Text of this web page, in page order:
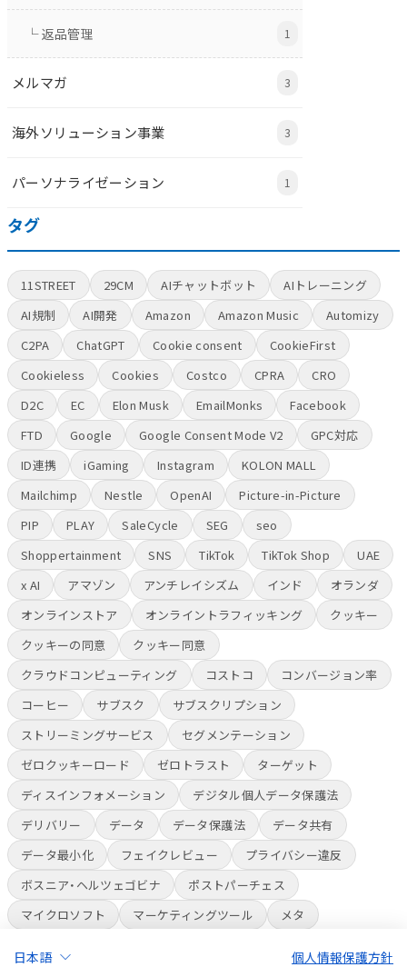
└ 返品管理 1
メルマガ 3
海外ソリューション事業 3
パーソナライゼーション 1
タグ
11STREET 29CM AIチャットボット
AIトレーニング
AI規制
AI開発 Amazon Amazon Music
Automizy
C2PA
ChatGPT Cookie consent
CookieFirst
Cookieless
Cookies Costco CPRA
CRO
D2C
EC Elon Musk EmailMonks
Facebook
FTD
Google Google Consent Mode V2
GPC対応
ID連携
iGaming Instagram
KOLON MALL
Mailchimp
Nestle OpenAI
Picture-in-Picture
PIP
PLAY SaleCycle SEG
seo
Shoppertainment
SNS TikTok TikTok Shop
UAE
x AI
アマゾン アンチレイシズム インド
オランダ
オンラインストア
オンライントラフィッキング
クッキー
クッキーの同意
クッキー同意
クラウドコンピューティング
コストコ
コンバージョン率
コーヒー
サブスク
サブスクリプション
ストリーミングサービス
セグメンテーション
ゼロクッキーロード
ゼロトラスト
ターゲット
ディスインフォメーション
デジタル個人データ保護法
デリバリー
データ データ保護法
データ共有
データ最小化
フェイクレビュー
プライバシー違反
ボスニア・ヘルツェゴビナ
ポストパーチェス
マイクロソフト
マーケティングツール
メタ
日本語 個人情報保護方針